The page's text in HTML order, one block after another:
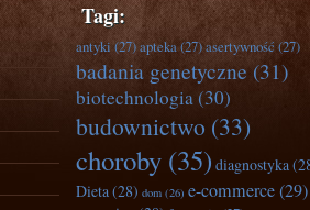
Tagi:
antyki(27)apteka(27)asertywność(27)
badania genetyczne(31)
biotechnologia(30)
budownictwo (33)
choroby (35) diagnostyka
Dieta(28) dom (26) e-commerce(29)